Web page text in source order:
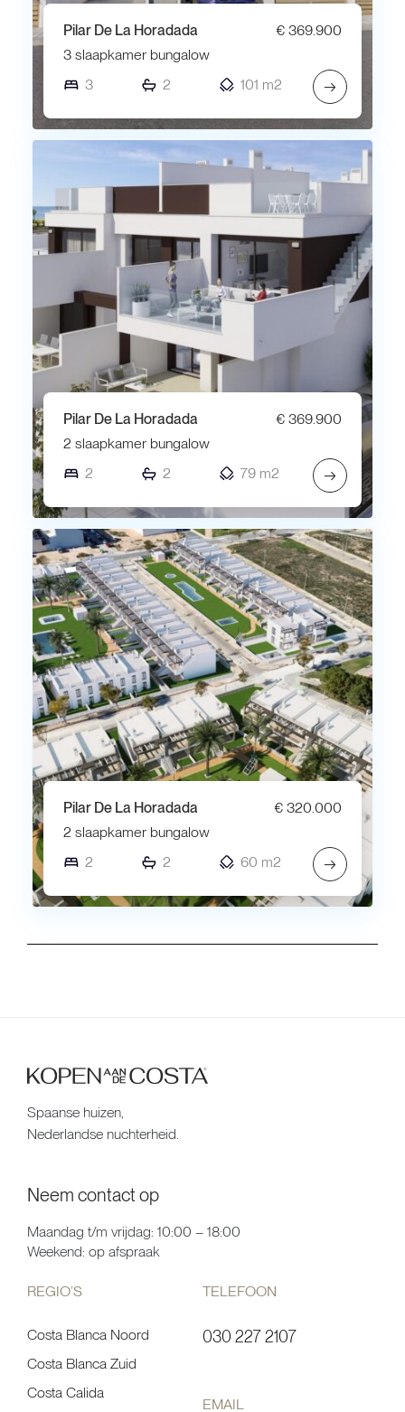
Pilar De La Horadada
€ 369.900
3 slaapkamer bungalow
3
2 101 m2 →
Pilar De La Horadada
€ 369.900
2 slaapkamer bungalow
2
2 79 m2 →
Pilar De La Horadada
€ 320.000
2 slaapkamer bungalow
2
2 60 m2 →
Spaanse huizen,
Nederlandse nuchterheid.
Neem contact op
Maandag t/m vrijdag: 10:00 – 18:00
Weekend: op afspraak
REGIO’S
Costa Blanca Noord
Costa Blanca Zuid
Costa Calida
TELEFOON
030 227 2107
EMAIL